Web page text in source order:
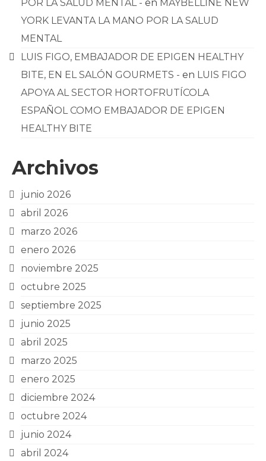
POR LA SALUD MENTAL - en MAYBELLINE NEW
YORK LEVANTA LA MANO POR LA SALUD
MENTAL
LUIS FIGO, EMBAJADOR DE EPIGEN HEALTHY
BITE, EN EL SALÓN GOURMETS - en LUIS FIGO
APOYA AL SECTOR HORTOFRUTÍCOLA
ESPAÑOL COMO EMBAJADOR DE EPIGEN
HEALTHY BITE
Archivos
junio 2026
abril 2026
marzo 2026
enero 2026
noviembre 2025
octubre 2025
septiembre 2025
junio 2025
abril 2025
marzo 2025
enero 2025
diciembre 2024
octubre 2024
junio 2024
abril 2024